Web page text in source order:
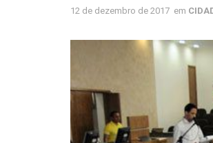
12 de dezembro de 2017 em